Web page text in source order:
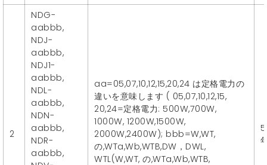
2
NDG-
aabbb,
NDJ-
aabbb,
NDJ1-
aabbb,
NDL-
aabbb,
NDN-
aabbb,
NDR-
aabbb,
aa=05,07,10,12,15,20,24 は定格電力の
違いを意味します ( 05,07,10,12,15,
20,24=定格電力: 500W,700W,
1000W, 1200W,1500W,
2000W,2400W); bbb=W,WT,
の,WTa,Wb,WTB,DW，DWL,
WTL(W,WT, の,WTa,Wb,WTB,
5